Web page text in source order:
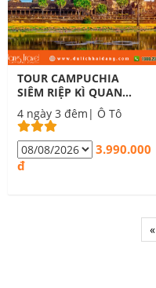
TOUR CAMPUCHIA
SIÊM RIỆP KÌ QUAN
THẾ GIỚI
ANGKORWAT 4
NGÀY 3 ĐÊM
4 ngày 3 đêm| Ô Tô
3.990.000
đ
«